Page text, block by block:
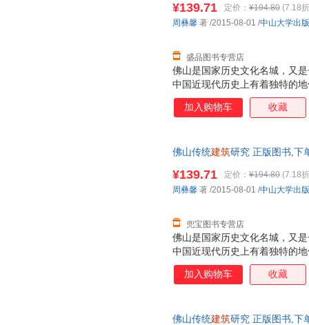
佛山是国家历史文化名城，又
中国近现代历史上有着独特的
物、掌故、风物和文化DNA。“
化密码”的具有丰厚文化底蕴的
¥139.71 定价： ¥194.80 (7.18
盛品图书专营店
周彝馨 著 /2015-08-01 /中山大学出
加入购物车 收藏
佛山传统建筑研究 正版图书,下
佛山是国家历史文化名城，又
中国近现代历史上有着独特的
物、掌故、风物和文化DNA。“
化密码”的具有丰厚文化底蕴的
¥139.71 定价： ¥194.80 (7.18
兜宝图书专营店
周彝馨 著 /2015-08-01 /中山大学出
加入购物车 收藏
佛山传统建筑研究 正版图书,下